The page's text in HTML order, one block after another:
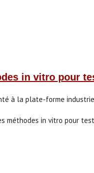
in vitro pour
à la plate-forme
méthodes in vitro pour